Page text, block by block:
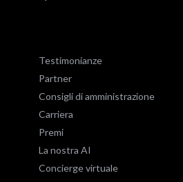
Testimonianze
Partner
Consigli di amministrazione
Carriera
Premi
La nostra AI
Concierge virtuale